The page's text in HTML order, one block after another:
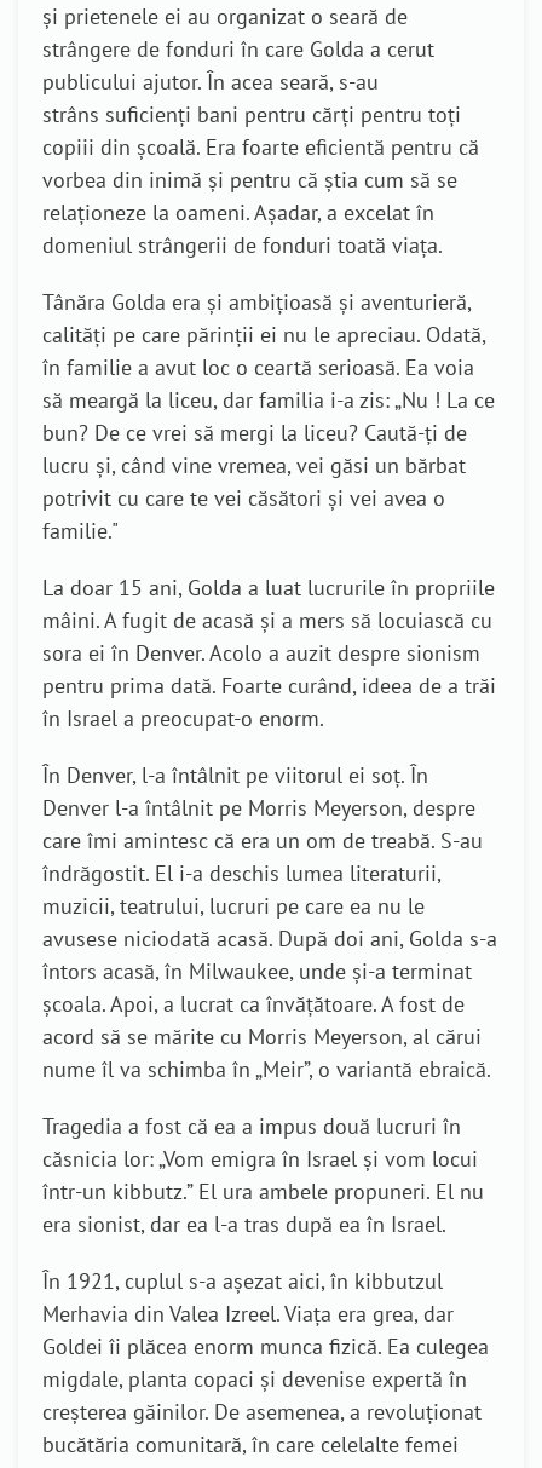
și prietenele ei au organizat o seară de
strângere de fonduri în care Golda a cerut
publicului ajutor. În acea seară, s-au
strâns suficienți bani pentru cărți pentru toți
copiii din școală. Era foarte eficientă pentru că
vorbea din inimă și pentru că știa cum să se
relaționeze la oameni. Așadar, a excelat în
domeniul strângerii de fonduri toată viața.
Tânăra Golda era și ambițioasă și aventurieră,
calități pe care părinții ei nu le apreciau. Odată,
în familie a avut loc o ceartă serioasă. Ea voia
să meargă la liceu, dar familia i-a zis: „Nu ! La ce
bun? De ce vrei să mergi la liceu? Caută-ți de
lucru și, când vine vremea, vei găsi un bărbat
potrivit cu care te vei căsători și vei avea o
familie."
La doar 15 ani, Golda a luat lucrurile în propriile
mâini. A fugit de acasă și a mers să locuiască cu
sora ei în Denver. Acolo a auzit despre sionism
pentru prima dată. Foarte curând, ideea de a trăi
în Israel a preocupat-o enorm.
În Denver, l-a întâlnit pe viitorul ei soț. În
Denver l-a întâlnit pe Morris Meyerson, despre
care îmi amintesc că era un om de treabă. S-au
îndrăgostit. El i-a deschis lumea literaturii,
muzicii, teatrului, lucruri pe care ea nu le
avusese niciodată acasă. După doi ani, Golda s-a
întors acasă, în Milwaukee, unde și-a terminat
școala. Apoi, a lucrat ca învățătoare. A fost de
acord să se mărite cu Morris Meyerson, al cărui
nume îl va schimba în „Meir”, o variantă ebraică.
Tragedia a fost că ea a impus două lucruri în
căsnicia lor: „Vom emigra în Israel și vom locui
într-un kibbutz.” El ura ambele propuneri. El nu
era sionist, dar ea l-a tras după ea în Israel.
În 1921, cuplul s-a așezat aici, în kibbutzul
Merhavia din Valea Izreel. Viața era grea, dar
Goldei îi plăcea enorm munca fizică. Ea culegea
migdale, planta copaci și devenise expertă în
creșterea găinilor. De asemenea, a revoluționat
bucătăria comunitară, în care celelalte femei